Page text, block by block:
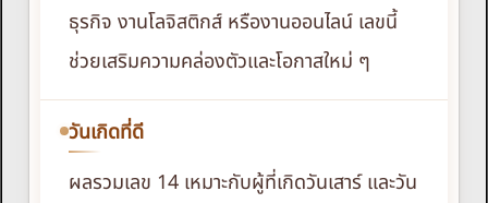
ธุรกิจ งานโลจิสติกส์ หรืองานออนไลน์ เลขนี้
ช่วยเสริมความคล่องตัวและโอกาสใหม่ ๆ
วันเกิดที่ดี
ผลรวมเลข 14 เหมาะกับผู้ที่เกิดวันเสาร์ และวัน